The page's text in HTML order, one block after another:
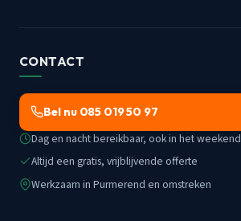
CONTACT
Bel nu 085 019 50 97
Dag en nacht bereikbaar, ook in het weekend
Altijd een gratis, vrijblijvende offerte
Werkzaam in Purmerend en omstreken